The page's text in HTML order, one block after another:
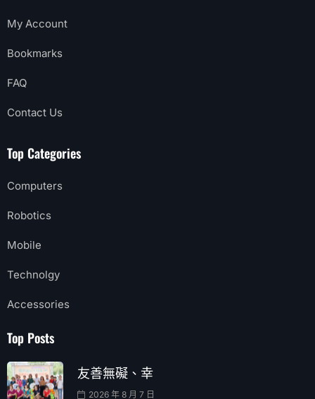
My Account
Bookmarks
FAQ
Contact Us
Top Categories
Computers
Robotics
Mobile
Technolgy
Accessories
Top Posts
友善無礙、幸
2026 年 8 月 7 日